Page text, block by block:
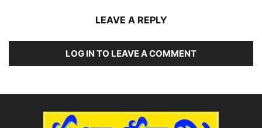
LEAVE A REPLY
LOG IN TO LEAVE A COMMENT